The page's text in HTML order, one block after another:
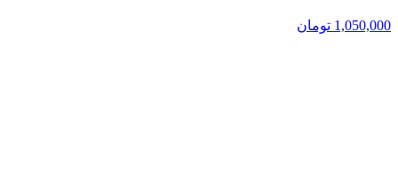
1,050,000 تومان